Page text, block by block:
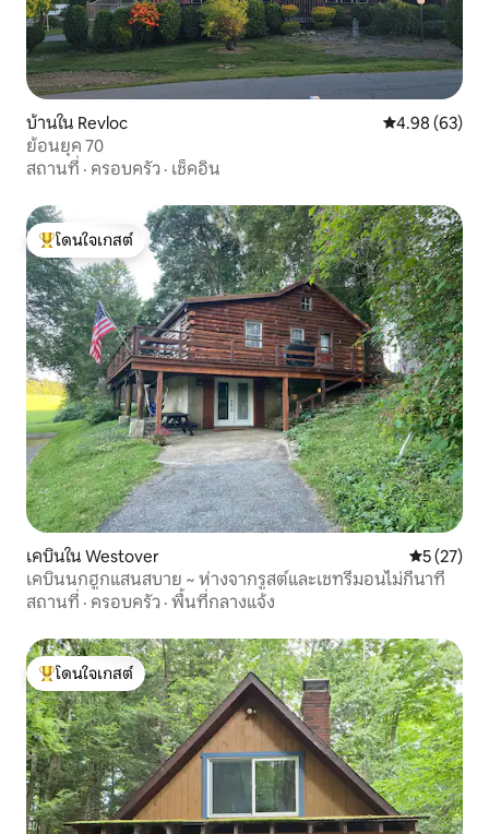
บ้านใน Revloc คะแนนเฉลี่ย
4.98 (63)
ย้อนยุค 70
สถานที่ · ครอบครัว · เช็คอิน
โดนใจเกสต์ที่สุด
โดนใจเกสต์
เคบินใน Westover คะแนนเฉลี่
5 (27)
เคบินนกฮูกแสนสบาย ~ ห่างจากรูสต์และเชทรีมอนไม่กี่นาที
สถานที่ · ครอบครัว · พื้นที่กลางแจ้ง
โดนใจเกสต์ที่สุด
โดนใจเกสต์